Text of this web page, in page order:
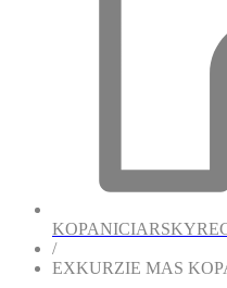
/
EXKURZIE MAS